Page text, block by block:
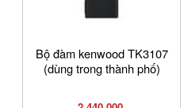
Bộ đàm kenwood TK3107
(dùng trong thành phố)